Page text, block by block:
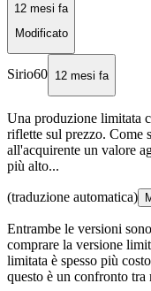
12 mesi fa
Modificato
Sirio60 12 mesi fa
Una produzione limitata
riflette sul prezzo. Come
all'acquirente un valore
più alto...
(traduzione automatica)
Entrambe le versioni
comprare la versione
limitata è spesso più
questo è un confronto tra